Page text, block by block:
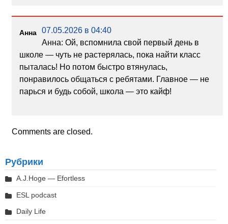
Анна
07.05.2026 в 04:40
Анна: Ой, вспомнила свой первый день в
школе — чуть не растерялась, пока найти класс
пыталась! Но потом быстро втянулась,
понравилось общаться с ребятами. Главное — не
парься и будь собой, школа — это кайф!
Comments are closed.
Рубрики
A.J.Hoge — Efortless
ESL podcast
Daily Life